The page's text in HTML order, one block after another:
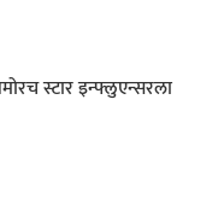
स्टार इन्फ्लुएन्सरला